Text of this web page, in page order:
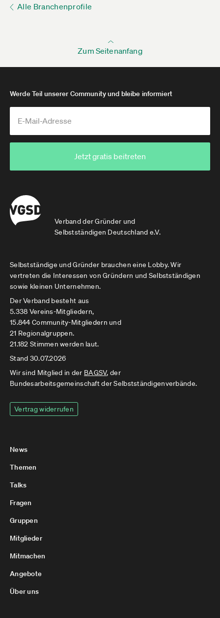
Alle Branchenprofile
Zum Seitenanfang
Verband der Gründer und
Selbstständigen Deutschland e.V.
Werde Teil unserer Community und bleibe informiert
Jetzt gratis beitreten
Selbstständige und Gründer brauchen eine Lobby. Wir
vertreten die Interessen von Gründern und Selbstständigen
sowie kleinen Unternehmen.
Der Verband besteht aus
5.338 Vereins-Mitgliedern,
15.844 Community-Mitgliedern und
21 Regionalgruppen.
21.182 Stimmen werden laut.
Stand 30.07.2026
Wir sind Mitglied in der BAGSV, der
Bundesarbeitsgemeinschaft der Selbstständigenverbände.
Vertrag widerrufen
News
Themen
Talks
Fragen
Gruppen
Mitglieder
Mitmachen
Angebote
Über uns